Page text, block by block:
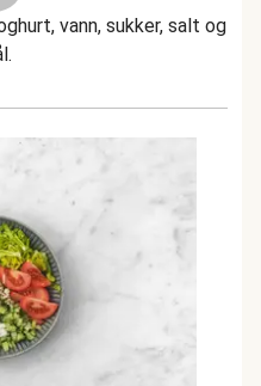
vann, sukker, salt og